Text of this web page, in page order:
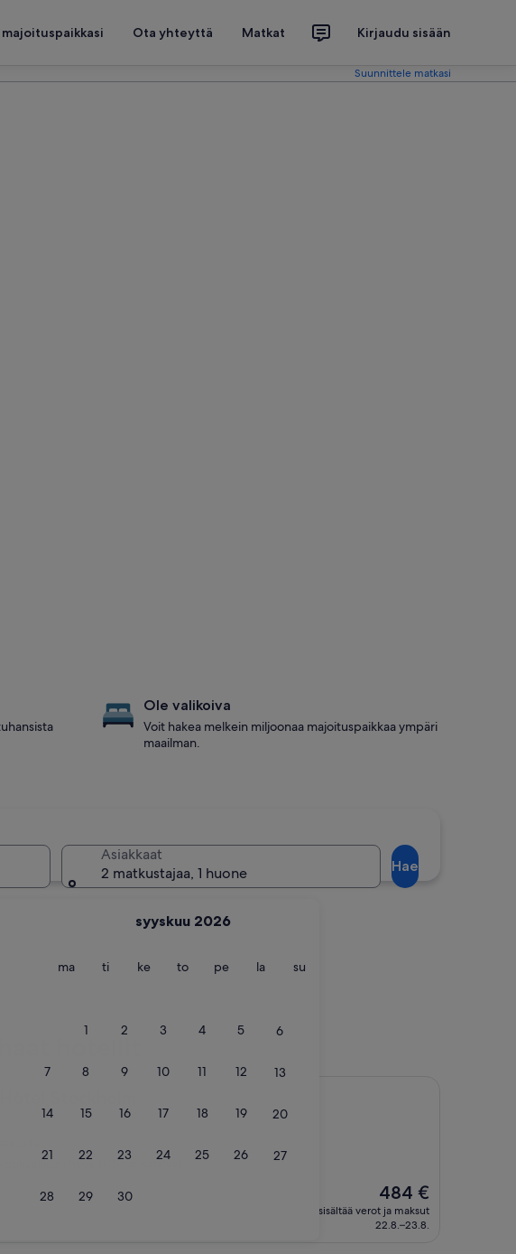
majoituspaikkasi Ota yhteyttä Matkat Kirjaudu sisään
Suunnittele matkasi
syyskuu 2026
mamaanantai
titiistai kekeskiviikko
totorstaipeperjantai
lalauantai
su
1 2 3 4 5 6
7 8 9 10 11 12 13
14 15 16 17 18 19 20
21 22 23 24 25 26 27
28 29 30
Asiakkaat
2 matkustajaa, 1 huone
Hae
Ole valikoiva
Voit hakea melkein miljoonaa majoituspaikkaa ympäri
maailman.
Lidingö
hotellit
hyvä (1 013 arvostelua)
Hinta
on
484 €
484 €
sisältää verot ja maksut
22.8.–23.8.